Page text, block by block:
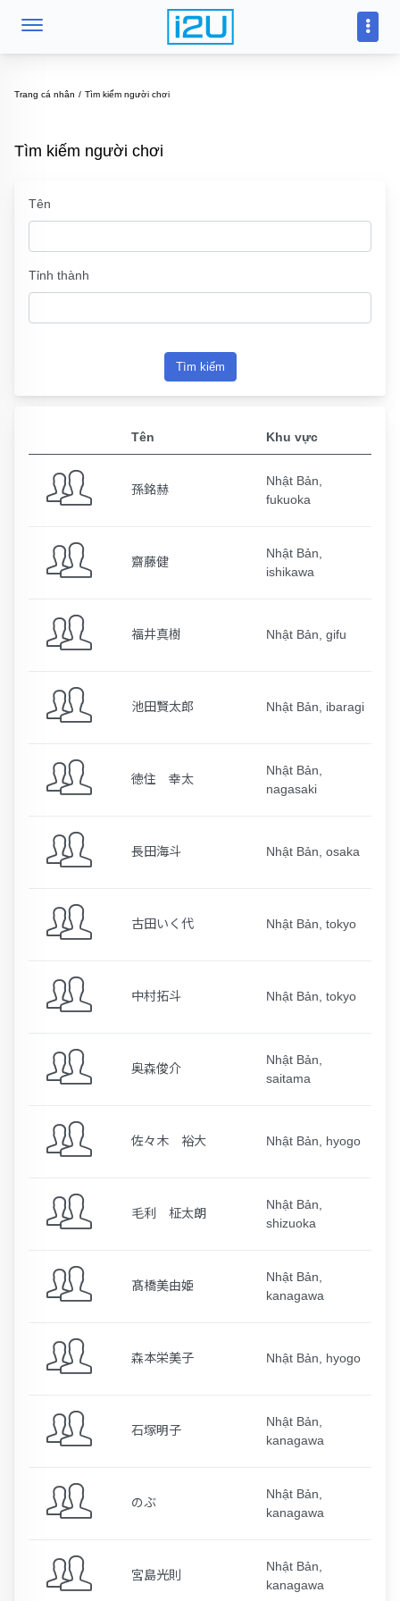
Trang cá nhân Tìm kiếm người chơi
Tìm kiếm người chơi
Tên
Tỉnh thành
Tìm kiếm
Tên Khu vực
孫銘赫
Nhật Bản,
fukuoka
齋藤健
Nhật Bản,
ishikawa
福井真樹 Nhật Bản, gifu
池田賢太郎 Nhật Bản, ibaragi
徳住 幸太
Nhật Bản,
nagasaki
長田海斗 Nhật Bản, osaka
古田いく代 Nhật Bản, tokyo
中村拓斗 Nhật Bản, tokyo
奥森俊介
Nhật Bản,
saitama
佐々木 裕大 Nhật Bản, hyogo
毛利 柾太朗
Nhật Bản,
shizuoka
髙橋美由姫
Nhật Bản,
kanagawa
森本栄美子 Nhật Bản, hyogo
石塚明子
Nhật Bản,
kanagawa
のぶ
Nhật Bản,
kanagawa
宮島光則
Nhật Bản,
kanagawa